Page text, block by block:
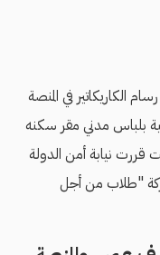
الكاريكاتير في المنصة
بلباس مدني مقر سكنه
قررت نيابة أمن الدولة
حركة "طلاب من أجل